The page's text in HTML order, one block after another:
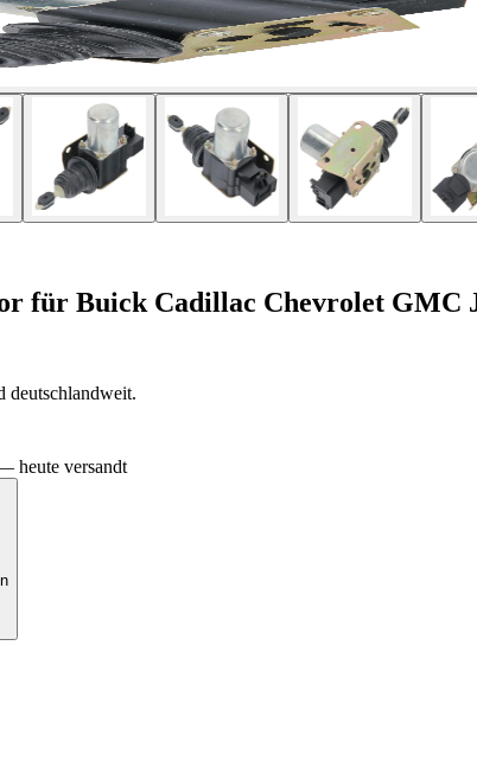
für Buick Cadillac Chevrolet GMC
deutschlandweit.
heute versandt